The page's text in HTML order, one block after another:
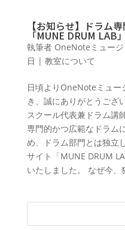
【お知らせ】ドラム
「MUNE DRUM LAB
執筆者 OneNoteミュー
日 | 教室について
日頃よりOneNoteミュー
き、誠にありがとうござ
スクール代表兼ドラム講
専門的かつ広範なドラム
め、ドラム部門とは独立
サイト「MUNE DRUM
いたしました。 なぜ今